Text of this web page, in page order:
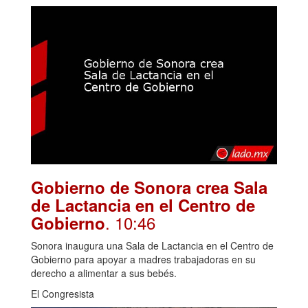
Gobierno de Sonora crea Sala
de Lactancia en el Centro de
Gobierno. 10:46
Sonora inaugura una Sala de Lactancia en el Centro de
Gobierno para apoyar a madres trabajadoras en su
derecho a alimentar a sus bebés.
El Congresista